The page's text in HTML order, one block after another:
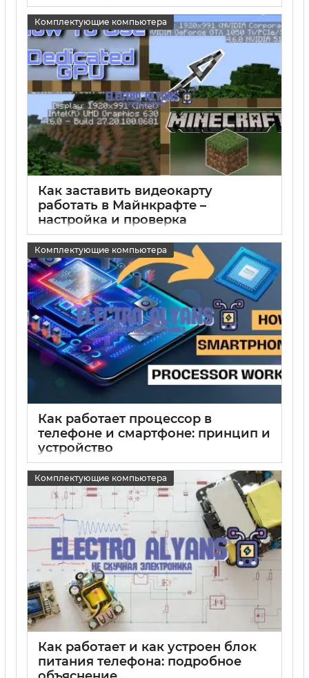
Комплектующие компьютера
Как заставить видеокарту
работать в Майнкрафте –
настройка и проверка
Комплектующие компьютера
Как работает процессор в
телефоне и смартфоне: принцип и
устройство
Комплектующие компьютера
Как работает и как устроен блок
питания телефона: подробное